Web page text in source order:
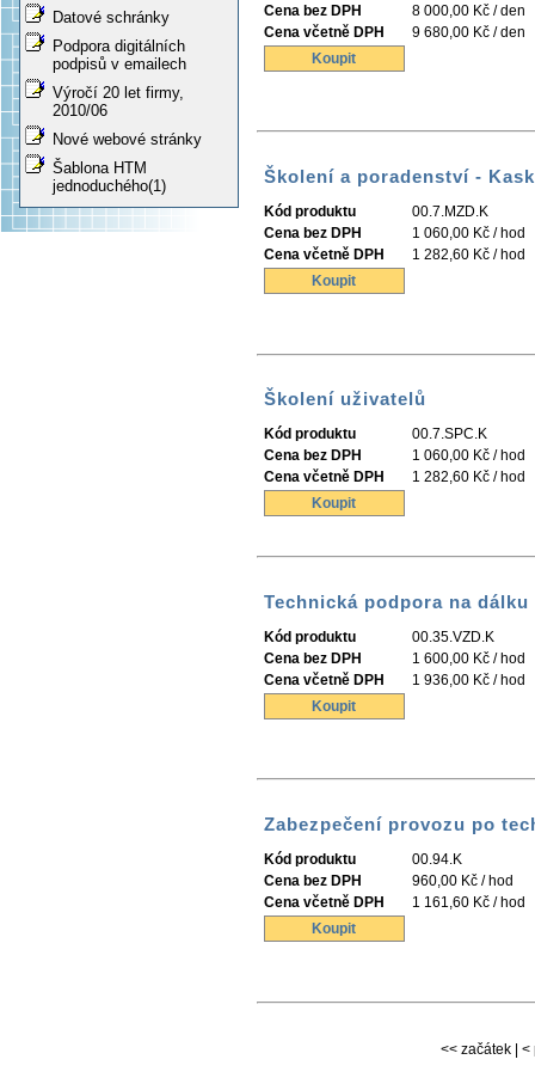
Datové schránky
Podpora digitálních
podpisů v emailech
Výročí 20 let firmy,
2010/06
Nové webové stránky
Šablona HTM
jednoduchého(1)
Cena bez DPH
8 000,00 Kč / den
Cena včetně DPH
9 680,00 Kč / den
Koupit
Školení a poradenství -
Kód produktu
00.7.MZD.K
Cena bez DPH
1 060,00 Kč / hod
Cena včetně DPH
1 282,60 Kč / hod
Koupit
Školení uživatelů
Kód produktu
00.7.SPC.K
Cena bez DPH
1 060,00 Kč / hod
Cena včetně DPH
1 282,60 Kč / hod
Koupit
Technická podpora na dálku
Kód produktu
00.35.VZD.K
Cena bez DPH
1 600,00 Kč / hod
Cena včetně DPH
1 936,00 Kč / hod
Koupit
Zabezpečení provozu po
Kód produktu
00.94.K
Cena bez DPH
960,00 Kč / hod
Cena včetně DPH
1 161,60 Kč / hod
Koupit
<< začátek |